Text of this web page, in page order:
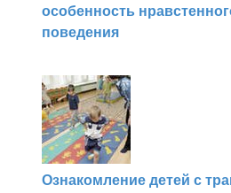
особенность
поведения
Ознакомление детей с